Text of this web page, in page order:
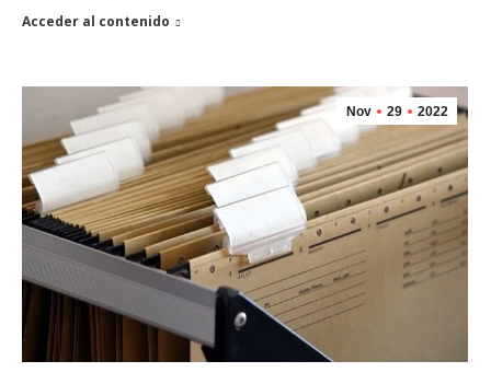
Acceder al contenido
Nov 29 2022